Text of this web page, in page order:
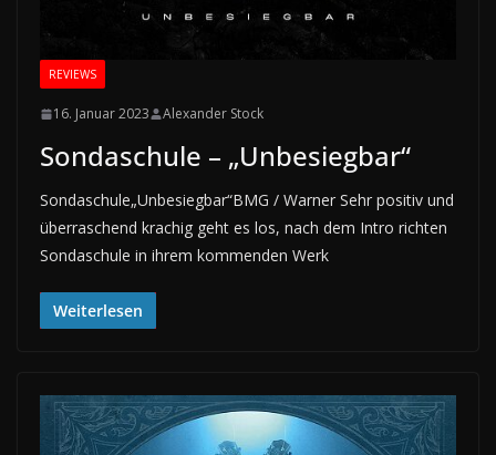
REVIEWS
16. Januar 2023 Alexander Stock
Sondaschule – „Unbesiegbar“
Sondaschule„Unbesiegbar“BMG / Warner Sehr positiv und
überraschend krachig geht es los, nach dem Intro richten
Sondaschule in ihrem kommenden Werk
Weiterlesen